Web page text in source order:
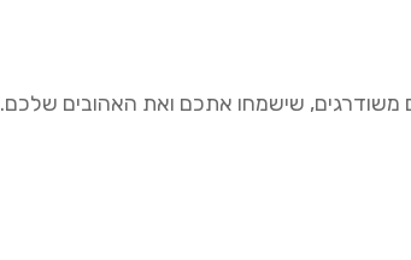
משודרגים, שישמחו אתכם ואת האהובים שלכם.